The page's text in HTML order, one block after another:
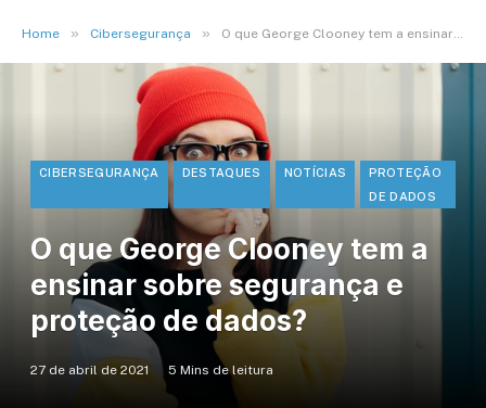
Home » Cibersegurança » O que George Clooney tem a ensinar sobre segurança e proteção de dados?
CIBERSEGURANÇA DESTAQUES NOTÍCIAS
PROTEÇÃO
DE DADOS
O que George Clooney tem a
ensinar sobre segurança e
proteção de dados?
27 de abril de 2021 5 Mins de leitura